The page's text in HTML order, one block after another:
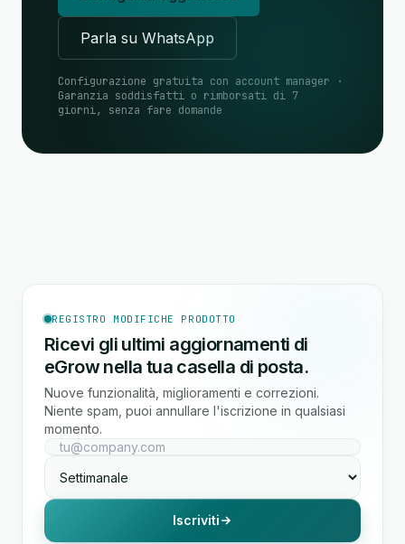
Parla su WhatsApp
Configurazione gratuita con account manager ·
Garanzia soddisfatti o rimborsati di 7
giorni, senza fare domande
REGISTRO MODIFICHE PRODOTTO
Ricevi gli ultimi aggiornamenti di
eGrow nella tua casella di posta.
Nuove funzionalità, miglioramenti e correzioni.
Niente spam, puoi annullare l'iscrizione in qualsiasi
momento.
Iscriviti